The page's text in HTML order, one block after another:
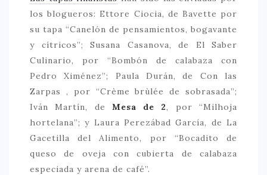
POR SUS BAÑOS…
CONTACTO
los blogueros: Ettore Ciocia, de Bavette por
su tapa “Canelón de pensamientos, bogavante
y cítricos”; Susana Casanova, de El Saber
Culinario, por “Bombón de calabaza con
Pedro Ximénez”; Paula Durán, de Con las
Zarpas , por “Crème brùlée de sobrasada”;
Iván Martín, de Mesa de 2, por “Milhoja
hortelana”; y Laura Perezábad García, de La
Gacetilla del Alimento, por “Bocadito de
queso de oveja con cubierta de calabaza
especiada y arena de café”.